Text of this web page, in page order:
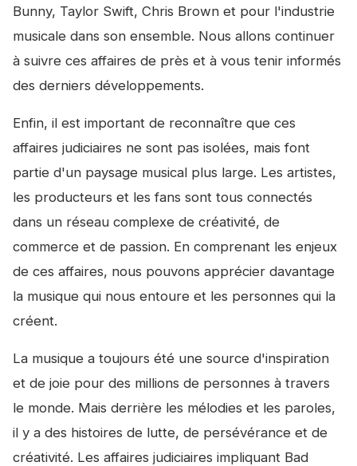
Bunny, Taylor Swift, Chris Brown et pour l'industrie
musicale dans son ensemble. Nous allons continuer
à suivre ces affaires de près et à vous tenir informés
des derniers développements.
Enfin, il est important de reconnaître que ces
affaires judiciaires ne sont pas isolées, mais font
partie d'un paysage musical plus large. Les artistes,
les producteurs et les fans sont tous connectés
dans un réseau complexe de créativité, de
commerce et de passion. En comprenant les enjeux
de ces affaires, nous pouvons apprécier davantage
la musique qui nous entoure et les personnes qui la
créent.
La musique a toujours été une source d'inspiration
et de joie pour des millions de personnes à travers
le monde. Mais derrière les mélodies et les paroles,
il y a des histoires de lutte, de persévérance et de
créativité. Les affaires judiciaires impliquant Bad